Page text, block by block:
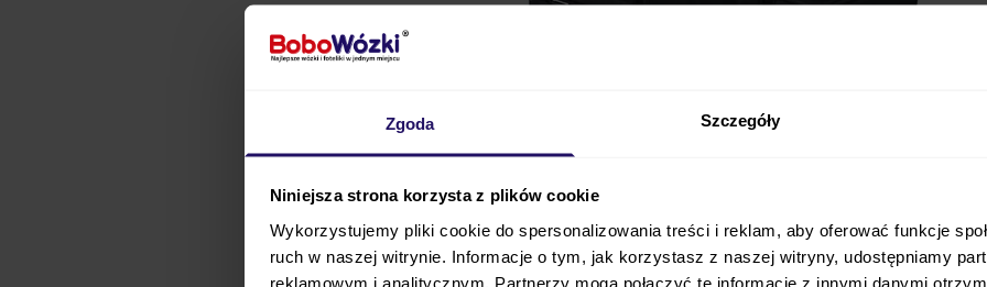
Zgoda Szczegóły
Niniejsza strona korzysta z plików cookie
Wykorzystujemy pliki cookie do spersonalizowania treści i reklam, aby oferować funkcje
ruch w naszej witrynie. Informacje o tym, jak korzystasz z naszej witryny, udostępniamy
reklamowym i analitycznym. Partnerzy mogą połączyć te informacje z innymi danymi
Zaprojektowany z
myślą o maksymalnej funkcjonalności i komforcie,
pasażerów, oferując im bezpieczne, głębokie siedziska z pięciopunktowymi